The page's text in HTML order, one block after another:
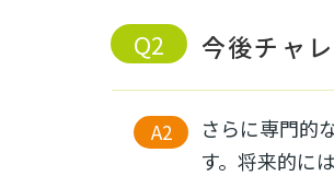
今後チャ
さらに専門的
す。将来的に